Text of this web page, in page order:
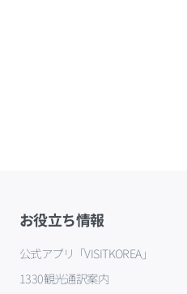
お役立ち情報
公式アプリ「VISITKOREA」
1330観光通訳案内